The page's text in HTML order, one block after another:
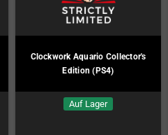
Clockwork Aquario Collector's
Edition (PS4)
Auf Lager